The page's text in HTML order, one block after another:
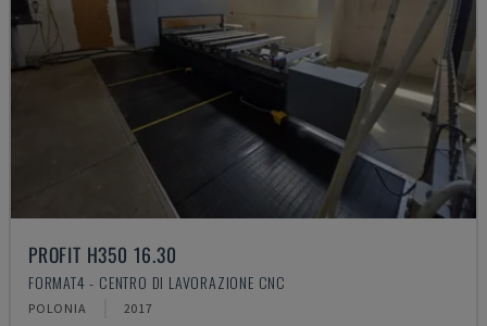
PROFIT H350 16.30
FORMAT4 - CENTRO DI LAVORAZIONE CNC
POLONIA 2017